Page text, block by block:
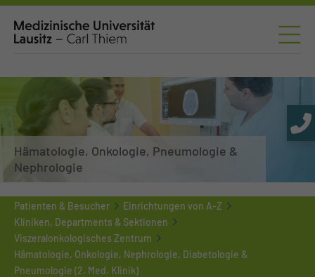
Hämatologie, Onkologie, Pneumologie &
Nephrologie
Patienten & Besucher
Einrichtungen von A-Z
Kliniken, Departments & Sektionen
Viszeralonkologisches Zentrum
Hämatologie, Onkologie, Nephrologie, Diabetologie &
Pneumologie (2. Med. Klinik)